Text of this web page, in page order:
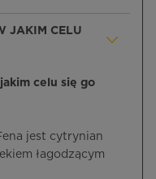
JAKIM CELU
celu się go
jest cytrynian
łagodzącym